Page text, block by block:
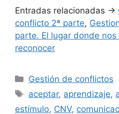
Entradas relacionadas ->
conflicto 2ª parte,
parte. El lugar donde
reconocer
Categorías
Gestión de conflictos
Etiquetas
aceptar, aprendizaje,
estímulo, CNV,